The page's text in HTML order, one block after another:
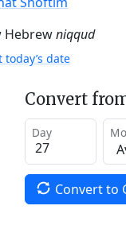
Hebrewniqqud
today’s date
Convert
Day
Convert to